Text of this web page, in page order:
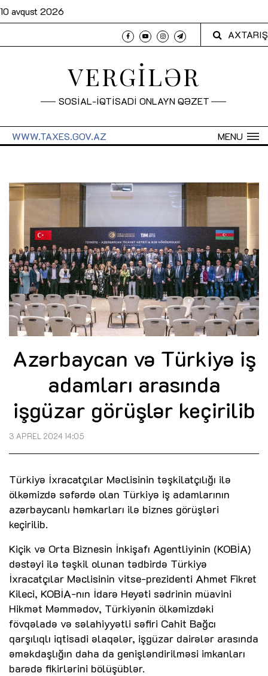
10 avqust 2026
AXTARIŞ
VERGİLƏR
SOSİAL-İQTİSADİ ONLAYN QƏZET
MENU
WWW.TAXES.GOV.AZ
Azərbaycan və Türkiyə iş
adamları arasında
işgüzar görüşlər keçirilib
3 APREL 2024 14:05
Türkiyə İxracatçılar Məclisinin təşkilatçılığı ilə
ölkəmizdə səfərdə olan Türkiyə iş adamlarının
azərbaycanlı həmkarları ilə biznes görüşləri
keçirilib.
Kiçik və Orta Biznesin İnkişafı Agentliyinin (KOBİA)
dəstəyi ilə təşkil olunan tədbirdə Türkiyə
İxracatçılar Məclisinin vitse-prezidenti Ahmet Fikret
Kileci, KOBİA-nın İdarə Heyəti sədrinin müavini
Hikmət Məmmədov, Türkiyənin ölkəmizdəki
fövqəladə və səlahiyyətli səfiri Cahit Bağcı
qarşılıqlı iqtisadi əlaqələr, işgüzar dairələr arasında
əməkdaşlığın daha da genişləndirilməsi imkanları
barədə fikirlərini bölüşüblər.